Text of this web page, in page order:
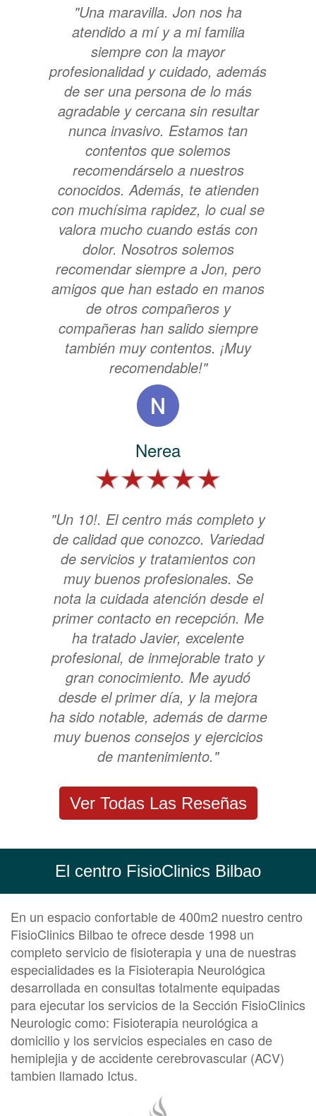
"Una maravilla. Jon nos ha
atendido a mí y a mi familia
siempre con la mayor
profesionalidad y cuidado, además
de ser una persona de lo más
agradable y cercana sin resultar
nunca invasivo. Estamos tan
contentos que solemos
recomendárselo a nuestros
conocidos. Además, te atienden
con muchísima rapidez, lo cual se
valora mucho cuando estás con
dolor. Nosotros solemos
recomendar siempre a Jon, pero
amigos que han estado en manos
de otros compañeros y
compañeras han salido siempre
también muy contentos. ¡Muy
recomendable!"
Nerea
"Un 10!. El centro más completo y
de calidad que conozco. Variedad
de servicios y tratamientos con
muy buenos profesionales. Se
nota la cuidada atención desde el
primer contacto en recepción. Me
ha tratado Javier, excelente
profesional, de inmejorable trato y
gran conocimiento. Me ayudó
desde el primer día, y la mejora
ha sido notable, además de darme
muy buenos consejos y ejercicios
de mantenimiento."
Ver Todas Las Reseñas
El centro FisioClinics Bilbao
En un espacio confortable de 400m2 nuestro centro
FisioClinics Bilbao te ofrece desde 1998 un
completo servicio de fisioterapia y una de nuestras
especialidades es la Fisioterapia Neurológica
desarrollada en consultas totalmente equipadas
para ejecutar los servicios de la Sección FisioClinics
Neurologic como: Fisioterapia neurológica a
domicilio y los servicios especiales en caso de
hemiplejia y de accidente cerebrovascular (ACV)
tambien llamado Ictus.